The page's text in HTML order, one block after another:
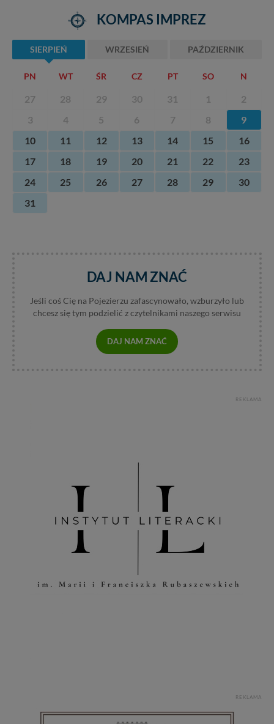
KOMPAS IMPREZ
SIERPIEŃ WRZESIEŃ PAŹDZIERNIK
PN WT ŚR CZ PT SO N
27 28 29 30 31 1
2
3
4 5 6 7 8
9
10
11 12 13 14 15
16
17
18 19 20 21 22
23
24
25 26 27 28 29
30
31
DAJ NAM ZNAĆ
Jeśli coś Cię na Pojezierzu zafascynowało, wzburzyło lub
chcesz się tym podzielić z czytelnikami naszego serwisu
DAJ NAM ZNAĆ
REKLAMA
REKLAMA